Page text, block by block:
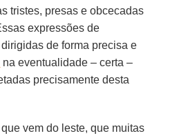
tristes, presas e obcecadas
expressões de
de forma precisa e
na eventualidade – certa –
precisamente desta
vem do leste, que muitas